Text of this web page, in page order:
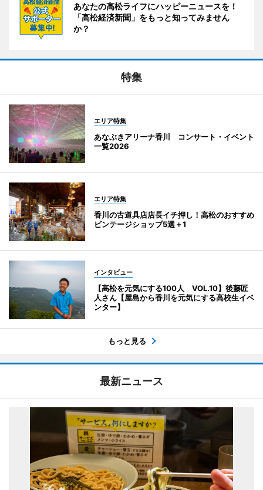
あなたの高松ライフにハッピーニュースを！
「高松経済新聞」をもっと知ってみません
か？
特集
エリア特集
あなぶきアリーナ香川 コンサート・イベント
一覧2026
エリア特集
香川の古道具店店長イチ押し！高松のおすすめ
ビンテージショップ5選＋1
インタビュー
【高松を元気にする100人 VOL.10】後藤匠
人さん【屋島から香川を元気にする高校生イベ
ンター】
もっと見る
最新ニュース